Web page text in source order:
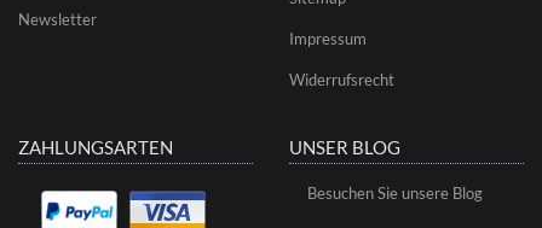
Newsletter
Impressum
Widerrufsrecht
ZAHLUNGSARTEN UNSER BLOG
Besuchen Sie unsere Blog